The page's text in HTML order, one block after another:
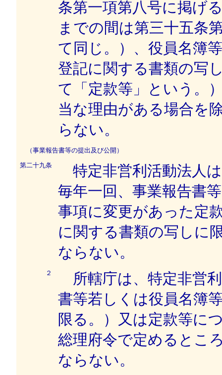
条第一項第八号に掲げ
までの間は第三十五条
て同じ。）、役員名簿
登記に関する書類の写
て「定款等」という。
当な理由がある場合を
らない。
（事業報告書等の提出及び公開）
第二十九条
特定非営利活動法人
毎年一回、事業報告書
事項に変更があった定
に関する書類の写しに
ならない。
２
所轄庁は、特定非営
書等若しくは役員名簿
限る。）又は定款等に
総理府令で定めるとこ
ならない。